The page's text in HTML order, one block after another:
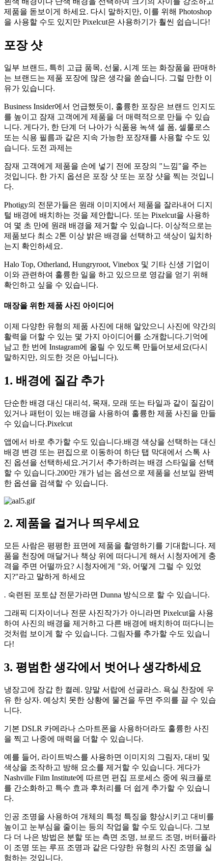
제품을 돋보이게 하세요. 다시 말하지만, 이를 위해 Photoshop
을 사용할 수도 있지만 Pixelcut은 사용하기가 훨씬 쉽습니다!
포장 샷
일부 브랜드, 특히 고급 품목, 선물, 시계 또는 화장품을 판매하
는 브랜드는 제품 포장에 많은 생각을 쏟습니다. 그럴 만한 이
유가 있습니다.
Business Insider에서 언급했듯이, 훌륭한 포장은 브랜드 인지도
를 높이고 잠재 고객에게 제품을 더 매력적으로 만들 수 있습
니다. 게다가, 한 단계 더 나아가 식품용 녹색 셀 폼, 셀룰로스
또는 식용 필름과 같은 지속 가능한 포장재를 사용할 수도 있
습니다. 도전 과제는
잠재 고객에게 제품을 손에 넣기 전에 포장의 "느낌"을 주는
것입니다. 한 가지 옵션은 포장 샷 또는 포장 샷을 찍는 것입니
다.
Photigy의 전문가들은 원래 이미지에서 제품을 잘라내어 디지
털 배경에 배치하는 것을 제안합니다. 또는 Pixelcut을 사용하
여 몇 초 만에 원래 배경을 제거할 수 있습니다. 이상적으로는
제품보다 최소 2톤 이상 밝은 배경을 선택하고 색상이 일치하
는지 확인하세요.
Halo Top, Otherland, Hungryroot, Vinebox 및 기타 신생 기업이
이와 관련하여 훌륭한 일을 하고 있으므로 영감을 얻기 위해
확인하고 싶을 수 있습니다.
매장을 위한 제품 사진 아이디어
이제 다양한 유형의 제품 사진에 대해 알았으니 사진에 약간의
활력을 더할 수 있는 몇 가지 아이디어를 소개합니다.기억에
남고 한 번에 Instagram에 올릴 수 있도록 만들어보세요(다시
말하지만, 의도한 것은 아닙니다).
1. 배경에 질감 추가
단순한 배경 대신 대리석, 목재, 모래 또는 타일과 같이 질감이
있거나 패턴이 있는 배경을 사용하여 훌륭한 제품 사진을 만들
수 있습니다.Pixelcut
앱에서 바로 추가할 수도 있습니다.배경 색상을 선택하는 대신
배경 변경 또는 편집으로 이동하여 하단 탭 막대에서 스톡 사
진 옵션을 선택하세요.거기서 추가하려는 배경 스타일을 선택
할 수 있습니다.200만 개가 넘는 옵션으로 제품을 선보일 완벽
한 옵션을 검색할 수 있습니다.
2. 제품을 걸거나 띄우세요
모든 사람은 평평한 표면에 제품을 촬영하기를 기대합니다. 제
품을 천장에 매달거나 책상 위에 떠다니게 해서 시청자에게 충
격을 주면 어떨까요? 시청자에게 "와, 어떻게 그럴 수 있었
지?"라고 말하게 하세요
. 숙련된 포토샵 전문가라면 Dunna 방식으로 할 수 있습니다.
그래픽 디자이너나 전문 사진작가가 아니라면 Pixelcut을 사용
하여 사진의 배경을 제거하고 다른 배경에 배치하여 떠다니는
것처럼 보이게 할 수 있습니다. 그림자를 추가할 수도 있습니
다!
3. 평범한 생각에서 벗어나 생각하세요
냉장고에 장갑 한 켤레. 양말 서랍에 선글라스. 욕실 찬장에 우
유 한 상자. 예상치 못한 상황에 물건을 두면 주의를 끌 수 있습
니다.
기본 DSLR 카메라나 스마트폰을 사용하더라도 훌륭한 사진
을 찍고 나중에 매력을 더할 수 있습니다.
예를 들어, 라이트박스를 사용하면 이미지의 그림자, 대비 및
색상을 조작하고 방해 요소를 제거할 수 있습니다. 게다가
Nashville Film Institute에 따르면 편집 프로세스 중에 워크플로
를 간소화하고 특수 효과 후처리를 더 쉽게 추가할 수 있습니
다.
인공 조명을 사용하여 개체의 특정 특징을 향상시키고 대비를
높이고 눈부심을 줄이는 등의 작업을 할 수도 있습니다. 그보
다 더 나은 방법은 분할 또는 측면 조명, 브로드 조명, 버터플라
이 조명 또는 루프 조명과 같은 다양한 유형의 사진 조명을 실
험하는 것입니다.